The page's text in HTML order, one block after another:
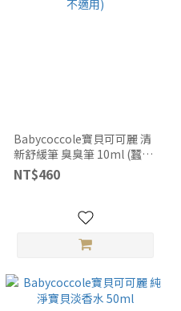
Babycoccole寶貝可可麗 清
新舒緩筆 臭臭筆 10ml (蠶豆
症不適用)
NT$460